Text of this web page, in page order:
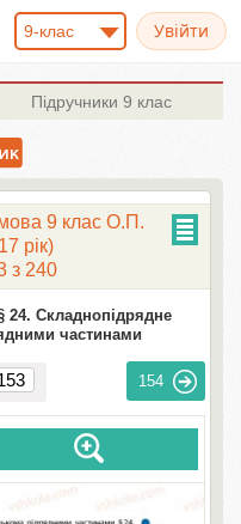
9-клас
Підручники 9 клас
мова 9 клас О.П.
рік)
з 240
24. Складнопідрядне
частинами
154